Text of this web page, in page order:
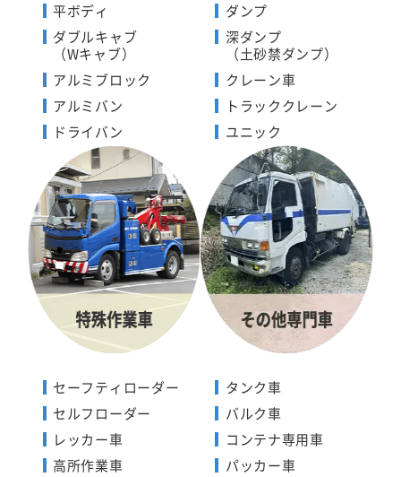
平ボディ
ダブルキャブ
（Wキャブ）
アルミブロック
アルミバン
ドライバン
ダンプ
深ダンプ
（土砂禁ダンプ）
クレーン車
トラッククレーン
ユニック
セーフティローダー
セルフローダー
レッカー車
高所作業車
タンク車
バルク車
コンテナ専用車
パッカー車